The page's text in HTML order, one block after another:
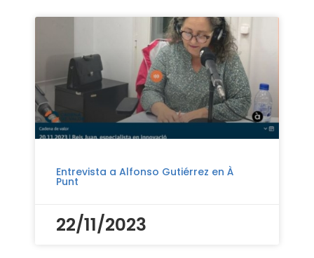
Entrevista a Alfonso Gutiérrez en À
Punt
22/11/2023